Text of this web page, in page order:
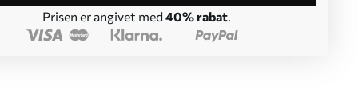
Prisen er angivet med 40% rabat.